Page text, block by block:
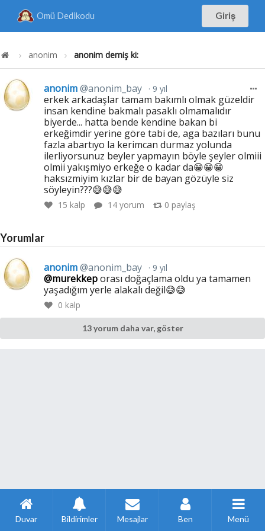
Omü Dedikodu Giriş
anonim anonim demiş ki:
anonim@anonim_bay 9 yıl
erkek arkadaşlar tamam bakımlı olmak güzeldir
insan kendine bakmalı pasaklı olmamalıdır
biyerde... hatta bende kendine bakan bi
erkeğimdir yerine göre tabi de, aga bazıları bunu
fazla abartıyo la kerimcan durmaz yolunda
ilerliyorsunuz beyler yapmayın böyle şeyler olmiii
olmii yakışmiyo erkeğe o kadar da😁😁😁
haksızmiyim kızlar bir de bayan gözüyle siz
söyleyin???😅😅😅
15 kalp 14 yorum 0 paylaş
Yorumlar
anonim@anonim_bay 9 yıl
@murekkeporası doğaçlama oldu ya tamamen
yaşadığım yerle alakalı değil😅😅
0 kalp
13 yorum daha var, göster
Duvar Bildirimler Mesajlar Ben Menü